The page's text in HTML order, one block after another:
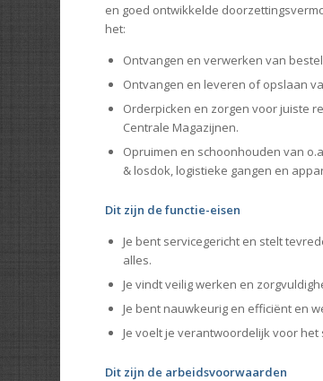
en goed ontwikkelde
het:
Ontvangen en verwerken van
Ontvangen en leveren of opslaan
Orderpicken en zorgen voor juiste
Centrale Magazijnen.
Opruimen en schoonhouden van
& losdok, logistieke gangen en
Dit zijn de functie-eisen
Je bent servicegericht en stelt
alles.
Je vindt veilig werken en
Je bent nauwkeurig en efficiënt en
Je voelt je verantwoordelijk voor
Dit zijn de arbeidsvoorwaarden